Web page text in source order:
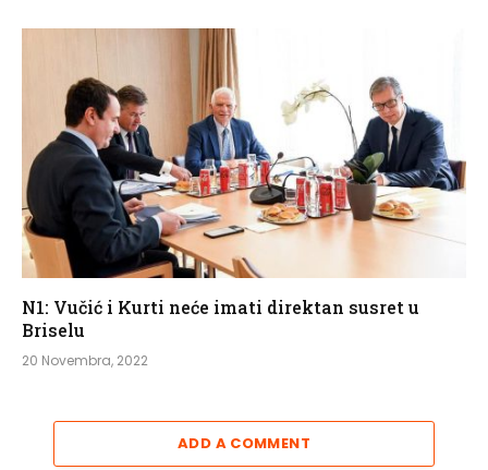
N1: Vučić i Kurti neće imati direktan susret u
Briselu
20 Novembra, 2022
ADD A COMMENT